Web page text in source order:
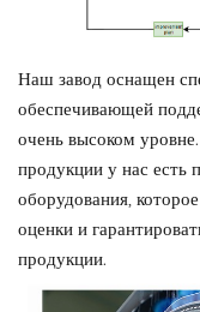
Наш завод оснащен
обеспечивающей
очень высоком
продукции у нас есть
оборудования,
оценки и
продукции.